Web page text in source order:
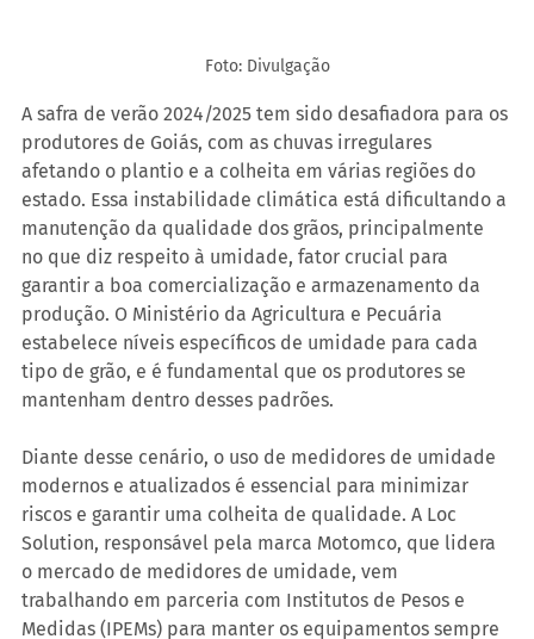
Foto: Divulgação
A safra de verão 2024/2025 tem sido desafiadora para os
produtores de Goiás, com as chuvas irregulares
afetando o plantio e a colheita em várias regiões do
estado. Essa instabilidade climática está dificultando a
manutenção da qualidade dos grãos, principalmente
no que diz respeito à umidade, fator crucial para
garantir a boa comercialização e armazenamento da
produção. O Ministério da Agricultura e Pecuária
estabelece níveis específicos de umidade para cada
tipo de grão, e é fundamental que os produtores se
mantenham dentro desses padrões.
Diante desse cenário, o uso de medidores de umidade
modernos e atualizados é essencial para minimizar
riscos e garantir uma colheita de qualidade. A Loc
Solution, responsável pela marca Motomco, que lidera
o mercado de medidores de umidade, vem
trabalhando em parceria com Institutos de Pesos e
Medidas (IPEMs) para manter os equipamentos sempre